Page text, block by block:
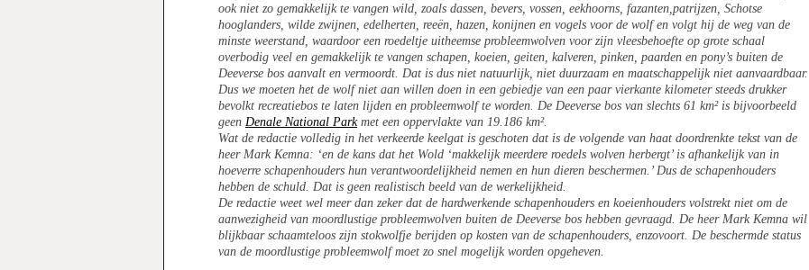
ook niet zo gemakkelijk te vangen wild, zoals dassen, bevers, vossen, eekhoorns, fazanten,patrijzen, Schotse
hooglanders, wilde zwijnen, edelherten, reeën, hazen, konijnen en vogels voor de wolf en volgt hij de weg van de
minste weerstand, waardoor een roedeltje uitheemse probleemwolven voor zijn vleesbehoefte op grote schaal
overbodig veel en gemakkelijk te vangen schapen, koeien, geiten, kalveren, pinken, paarden en pony’s buiten de
Deeverse bos aanvalt en vermoordt. Dat is dus niet natuurlijk, niet duurzaam en maatschappelijk niet aanvaardbaar.
Dus we moeten het de wolf niet aan willen doen in een gebiedje van een paar vierkante kilometer steeds drukker
bevolkt recreatiebos te laten lijden en probleemwolf te worden. De Deeverse bos van slechts 61 km² is bijvoorbeeld
geen Denale National Parkmet een oppervlakte van 19.186 km².
Wat de redactie volledig in het verkeerde keelgat is geschoten dat is de volgende van haat doordrenkte tekst van de
heer Mark Kemna: ‘en de kans dat het Wold ‘makkelijk meerdere roedels wolven herbergt’ is afhankelijk van in
hoeverre schapenhouders hun verantwoordelijkheid nemen en hun dieren beschermen.’ Dus de schapenhouders
hebben de schuld. Dat is geen realistisch beeld van de werkelijkheid.
De redactie weet wel meer dan zeker dat de hardwerkende schapenhouders en koeienhouders volstrekt niet om de
aanwezigheid van moordlustige probleemwolven buiten de Deeverse bos hebben gevraagd. De heer Mark Kemna wil
blijkbaar schaamteloos zijn stokwolfje berijden op kosten van de schapenhouders, enzovoort. De beschermde status
van de moordlustige probleemwolf moet zo snel mogelijk worden opgeheven.